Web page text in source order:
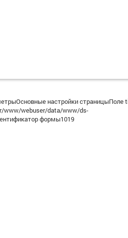
настройки страницыПоле
www/webuser/data/www/ds-
формы1019